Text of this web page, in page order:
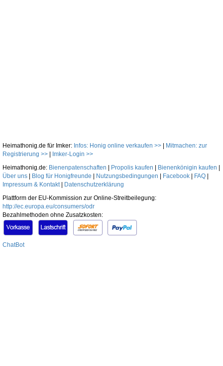
Heimathonig.de für Imker: Infos: Honig online verkaufen >>
Mitmachen: zur
Registrierung >>
Imker-Login >>
Heimathonig.de: Bienenpatenschaften Propolis kaufen Bienenkönigin kaufen
Über uns
Blog für Honigfreunde Nutzungsbedingungen Facebook FAQ
Impressum & Kontakt|
Datenschutzerklärung
Plattform der EU-Kommission zur Online-Streitbeilegung:
http://ec.europa.eu/consumers/odr
Bezahlmethoden ohne Zusatzkosten:
ChatBot